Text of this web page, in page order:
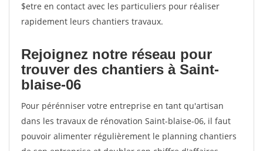
$etre en contact avec les particuliers pour réaliser
rapidement leurs chantiers travaux.
Rejoignez notre réseau pour
trouver des chantiers à Saint-
blaise-06
Pour pérénniser votre entreprise en tant qu'artisan
dans les travaux de rénovation Saint-blaise-06, il faut
pouvoir alimenter régulièrement le planning chantiers